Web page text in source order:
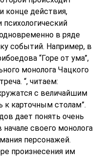
конце действия,
психологический
в ряде
событий. Например, в
“Горе от ума”,
монолога Чацкого
“, читаем:
с величайшим
к карточным столам”.
дает понять очень
своего монолога
персонажей.
произнесения им